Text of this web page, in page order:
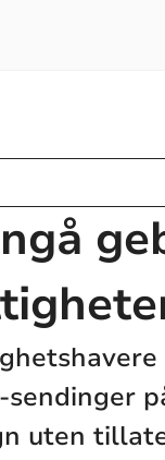
sendinger
uten